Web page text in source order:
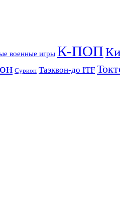
военные игры К-ПОП
Сурион Таэквон-до ITF